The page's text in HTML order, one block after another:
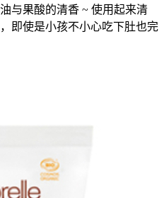
与果酸的清香 ~ 使用起来清
即使是小孩不小心吃下肚也完